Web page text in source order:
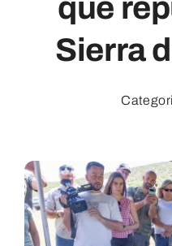
Noticias
que
Sierra